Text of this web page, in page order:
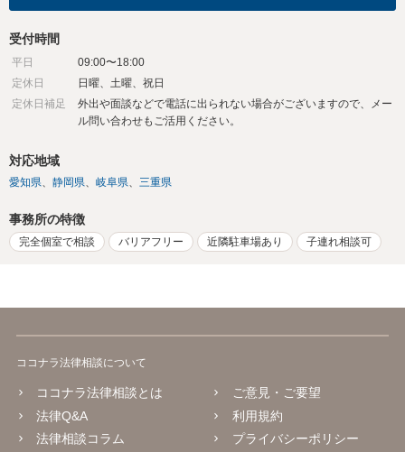
受付時間
平日
09:00〜18:00
定休日
日曜、土曜、祝日
定休日補足
外出や面談などで電話に出られない場合がございますので、メー
ル問い合わせもご活用ください。
対応地域
愛知県 静岡県 岐阜県 三重県
事務所の特徴
完全個室で相談 バリアフリー 近隣駐車場あり 子連れ相談可
ココナラ法律相談について
ココナラ法律相談とは
法律Q&A
法律相談コラム
ご意見・ご要望
利用規約
プライバシーポリシー